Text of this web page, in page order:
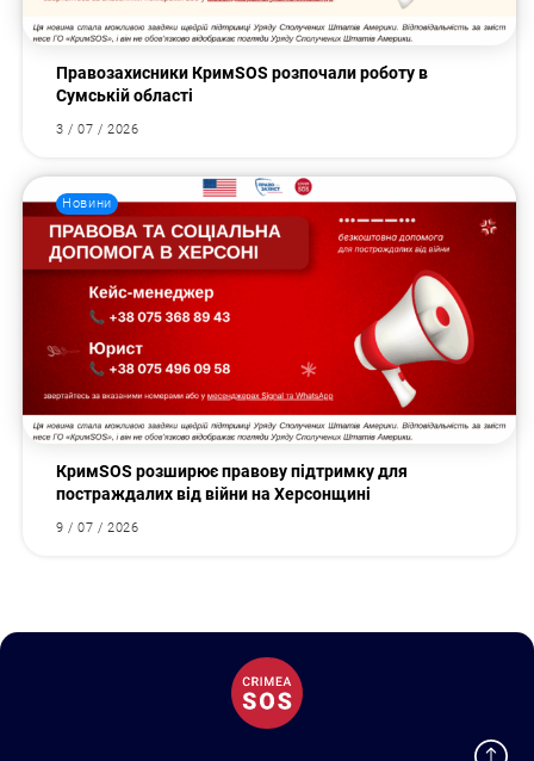
Правозахисники КримSOS розпочали роботу в
Сумській області
3 / 07 / 2026
Новини
КримSOS розширює правову підтримку для
постраждалих від війни на Херсонщині
9 / 07 / 2026